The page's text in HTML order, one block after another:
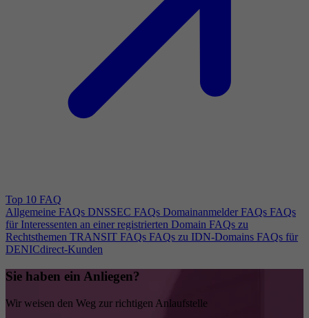
Top 10 FAQ
Allgemeine FAQs DNSSEC FAQs Domainanmelder FAQs FAQs
für Interessenten an einer registrierten Domain FAQs zu
Rechtsthemen TRANSIT FAQs FAQs zu IDN-Domains FAQs für
DENICdirect-Kunden
Sie haben ein Anliegen?
Wir weisen den Weg zur richtigen Anlaufstelle